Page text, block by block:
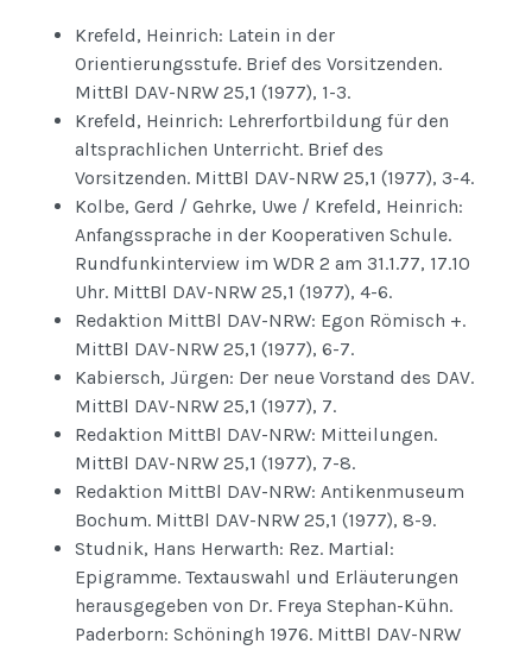
Krefeld, Heinrich: Latein in der
Orientierungsstufe. Brief des Vorsitzenden.
MittBl DAV-NRW 25,1 (1977), 1-3.
Krefeld, Heinrich: Lehrerfortbildung für den
altsprachlichen Unterricht. Brief des
Vorsitzenden. MittBl DAV-NRW 25,1 (1977), 3-4.
Kolbe, Gerd / Gehrke, Uwe / Krefeld, Heinrich:
Anfangssprache in der Kooperativen Schule.
Rundfunkinterview im WDR 2 am 31.1.77, 17.10
Uhr. MittBl DAV-NRW 25,1 (1977), 4-6.
Redaktion MittBl DAV-NRW: Egon Römisch +.
MittBl DAV-NRW 25,1 (1977), 6-7.
Kabiersch, Jürgen: Der neue Vorstand des DAV.
MittBl DAV-NRW 25,1 (1977), 7.
Redaktion MittBl DAV-NRW: Mitteilungen.
MittBl DAV-NRW 25,1 (1977), 7-8.
Redaktion MittBl DAV-NRW: Antikenmuseum
Bochum. MittBl DAV-NRW 25,1 (1977), 8-9.
Studnik, Hans Herwarth: Rez. Martial:
Epigramme. Textauswahl und Erläuterungen
herausgegeben von Dr. Freya Stephan-Kühn.
Paderborn: Schöningh 1976. MittBl DAV-NRW